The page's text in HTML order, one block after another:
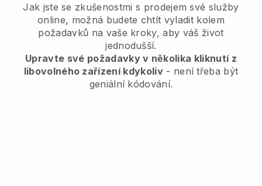
Jak jste se zkušenostmi s prodejem své služby
online, možná budete chtít vyladit kolem
požadavků na vaše kroky, aby váš život
jednodušší.
Upravte své požadavky v několika kliknutí z
libovolného zařízení kdykoliv- není třeba být
geniální kódování.